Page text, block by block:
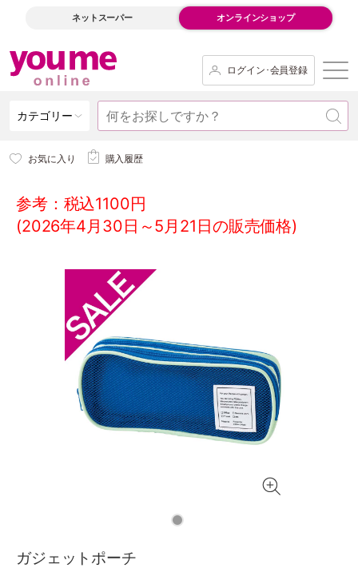
ネットスーパー オンラインショップ
ログイン･会員登録
カテゴリー
お気に入り 購入履歴
参考：税込1100円
(2026年4月30日～5月21日の販売価格)
ガジェットポーチ